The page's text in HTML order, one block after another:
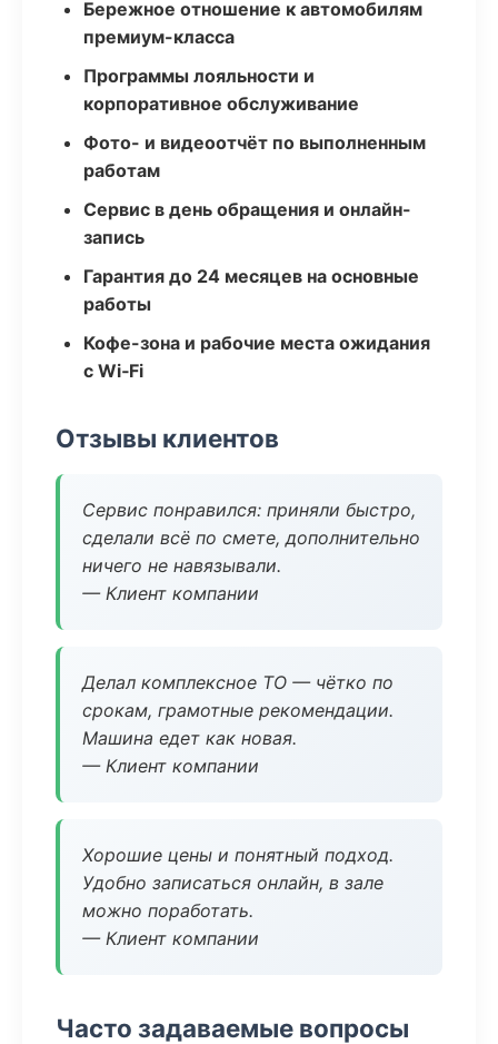
Бережное отношение к автомобилям
премиум-класса
Программы лояльности и
корпоративное обслуживание
Фото- и видеоотчёт по выполненным
работам
Сервис в день обращения и онлайн-
запись
Гарантия до 24 месяцев на основные
работы
Кофе-зона и рабочие места ожидания
с Wi‑Fi
Отзывы клиентов
Сервис понравился: приняли быстро,
сделали всё по смете, дополнительно
ничего не навязывали.
— Клиент компании
Делал комплексное ТО — чётко по
срокам, грамотные рекомендации.
Машина едет как новая.
— Клиент компании
Хорошие цены и понятный подход.
Удобно записаться онлайн, в зале
можно поработать.
— Клиент компании
Часто задаваемые вопросы